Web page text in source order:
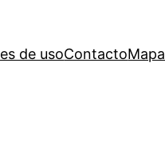
de usoContactoMapa